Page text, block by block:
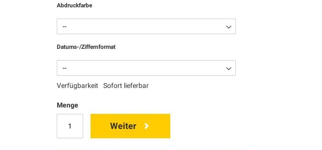
Abdruckfarbe
Datums-/Ziffernformat
Verfügbarkeit Sofort lieferbar
Menge
Weiter